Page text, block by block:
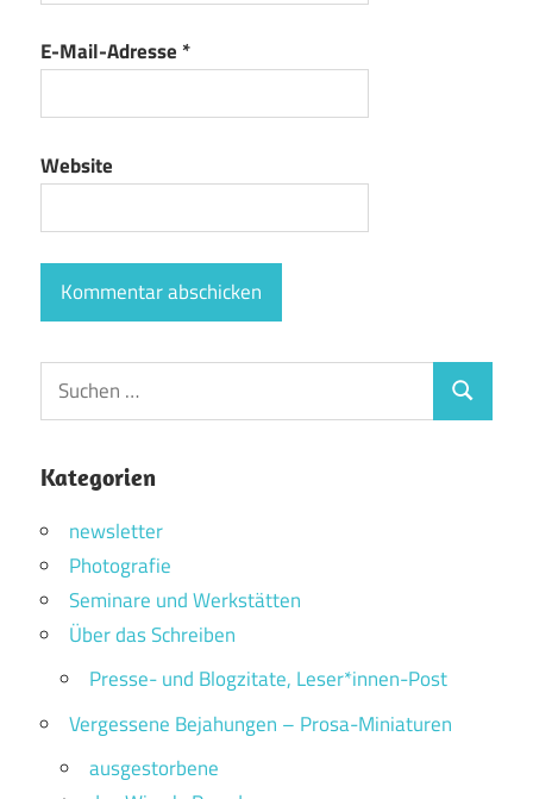
E-Mail-Adresse *
Website
Suchen
nach:
Suchen
Kategorien
newsletter
Photografie
Seminare und Werkstätten
Über das Schreiben
Presse- und Blogzitate, Leser*innen-Post
Vergessene Bejahungen – Prosa-Miniaturen
ausgestorbene